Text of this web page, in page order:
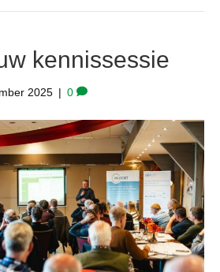
kennissessie
2025 | 0